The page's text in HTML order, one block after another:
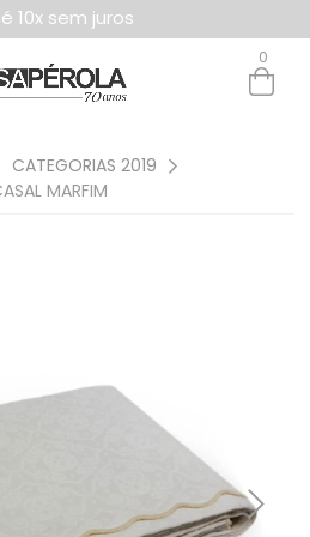
10x sem juros
0
CATEGORIAS 2019
MARFIM